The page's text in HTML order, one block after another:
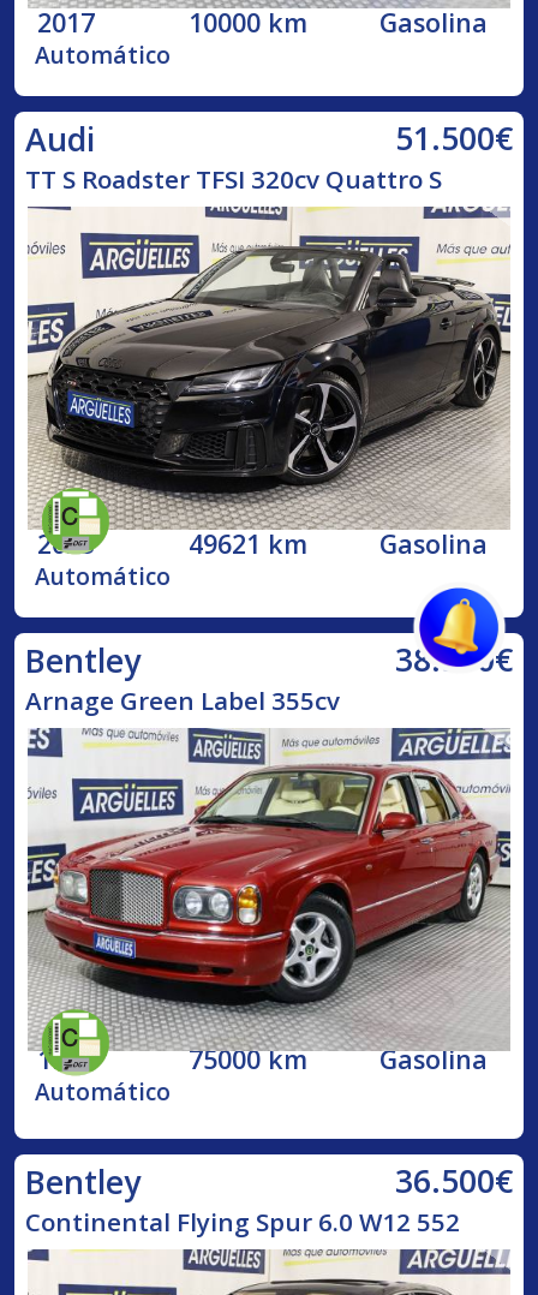
2017 10000 km Gasolina
Automático
Audi 51.500€
TT S Roadster TFSI 320cv Quattro S
2023 49621 km Gasolina
Automático
Bentley 38.500€
Arnage Green Label 355cv
1998 75000 km Gasolina
Automático
Bentley 36.500€
Continental Flying Spur 6.0 W12 552